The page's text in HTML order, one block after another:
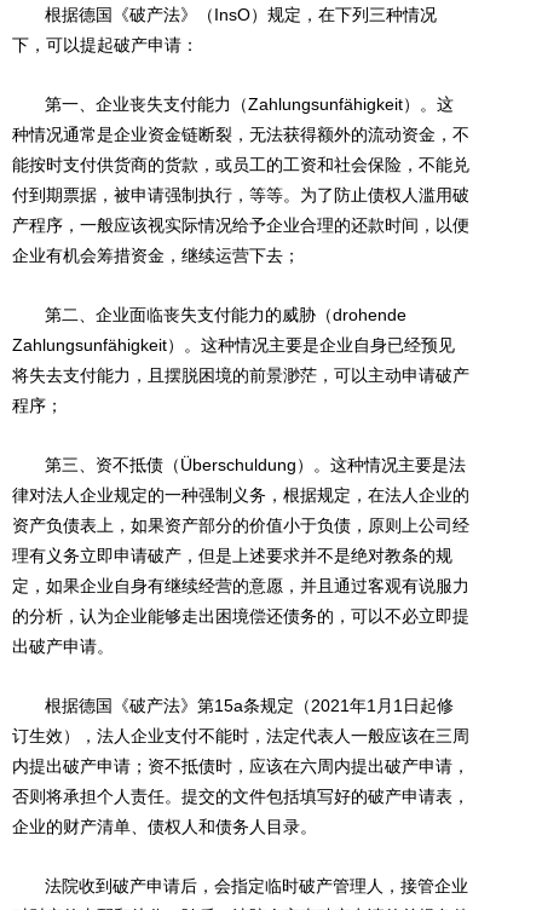
根据德国《破产法》（InsO）规定，在下列三种情况
下，可以提起破产申请：
第一、企业丧失支付能力（Zahlungsunfähigkeit）。这
种情况通常是企业资金链断裂，无法获得额外的流动资金，不
能按时支付供货商的货款，或员工的工资和社会保险，不能兑
付到期票据，被申请强制执行，等等。为了防止债权人滥用破
产程序，一般应该视实际情况给予企业合理的还款时间，以便
企业有机会筹措资金，继续运营下去；
第二、企业面临丧失支付能力的威胁（drohende
Zahlungsunfähigkeit）。这种情况主要是企业自身已经预见
将失去支付能力，且摆脱困境的前景渺茫，可以主动申请破产
程序；
第三、资不抵债（Überschuldung）。这种情况主要是法
律对法人企业规定的一种强制义务，根据规定，在法人企业的
资产负债表上，如果资产部分的价值小于负债，原则上公司经
理有义务立即申请破产，但是上述要求并不是绝对教条的规
定，如果企业自身有继续经营的意愿，并且通过客观有说服力
的分析，认为企业能够走出困境偿还债务的，可以不必立即提
出破产申请。
根据德国《破产法》第15a条规定（2021年1月1日起修
订生效），法人企业支付不能时，法定代表人一般应该在三周
内提出破产申请；资不抵债时，应该在六周内提出破产申请，
否则将承担个人责任。提交的文件包括填写好的破产申请表，
企业的财产清单、债权人和债务人目录。
法院收到破产申请后，会指定临时破产管理人，接管企业